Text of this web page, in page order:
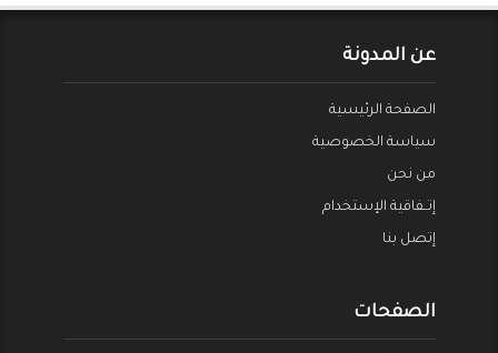
عن المدونة
الصفحة الرئيسية
سياسة الخصوصية
من نحن
إتــفاقية الإستخدام
إتصل بنا
الصفحات